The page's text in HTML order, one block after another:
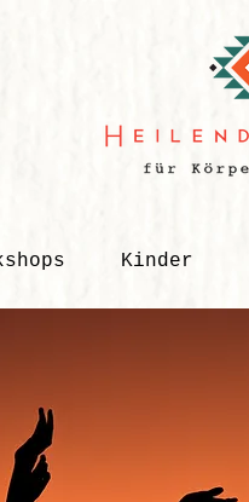
Kinder